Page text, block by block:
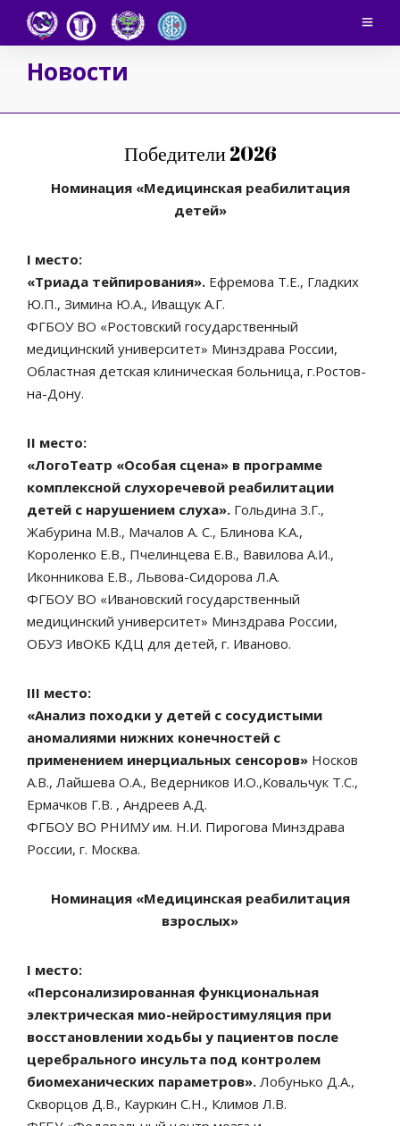
Новости
Победители 2026
Номинация «Медицинская реабилитация
детей»
I место:
«Триада тейпирования». Ефремова Т.Е., Гладких
Ю.П., Зимина Ю.А., Иващук А.Г.
ФГБОУ ВО «Ростовский государственный
медицинский университет» Минздрава России,
Областная детская клиническая больница, г.Ростов-
на-Дону.
II место:
«ЛогоТеатр «Особая сцена» в программе
комплексной слухоречевой реабилитации
детей с нарушением слуха». Гольдина З.Г.,
Жабурина М.В., Мачалов А. С., Блинова К.А.,
Короленко Е.В., Пчелинцева Е.В., Вавилова А.И.,
Иконникова Е.В., Львова-Сидорова Л.А.
ФГБОУ ВО «Ивановский государственный
медицинский университет» Минздрава России,
ОБУЗ ИвОКБ КДЦ для детей, г. Иваново.
III место:
«Анализ походки у детей с сосудистыми
аномалиями нижних конечностей с
применением инерциальных сенсоров» Носков
А.В., Лайшева О.А., Ведерников И.О.,Ковальчук Т.С.,
Ермачков Г.В. , Андреев А.Д.
ФГБОУ ВО РНИМУ им. Н.И. Пирогова Минздрава
России, г. Москва.
Номинация «Медицинская реабилитация
взрослых»
I место:
«Персонализированная функциональная
электрическая мио-нейростимуляция при
восстановлении ходьбы у пациентов после
церебрального инсульта под контролем
биомеханических параметров». Лобунько Д.А.,
Скворцов Д.В., Кауркин С.Н., Климов Л.В.